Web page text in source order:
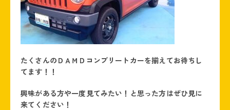
たくさんのＤＡＭＤコンプリートカーを揃えてお待ちし
てます！！
興味がある方や一度見てみたい！と思った方はぜひ見に
来てください！